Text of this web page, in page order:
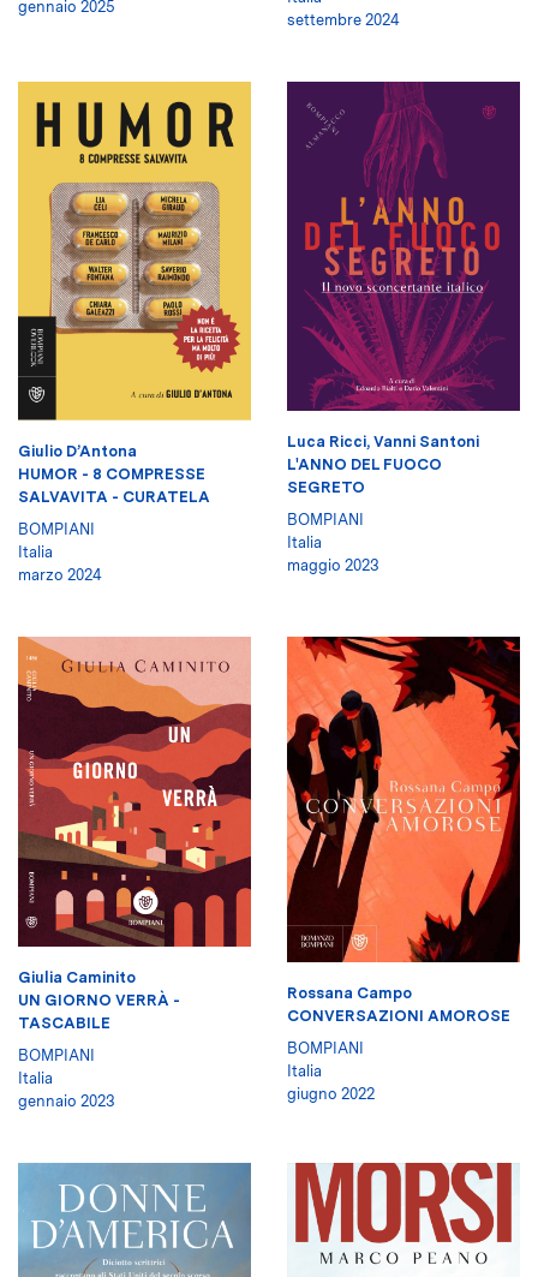
gennaio 2025
settembre 2024
Giulio D’Antona
HUMOR - 8 COMPRESSE
SALVAVITA - CURATELA
BOMPIANI
Italia
marzo 2024
Luca Ricci, Vanni Santoni
L'ANNO DEL FUOCO
SEGRETO
BOMPIANI
Italia
maggio 2023
Giulia Caminito
UN GIORNO VERRÀ -
TASCABILE
BOMPIANI
Italia
gennaio 2023
Rossana Campo
CONVERSAZIONI AMOROSE
BOMPIANI
Italia
giugno 2022